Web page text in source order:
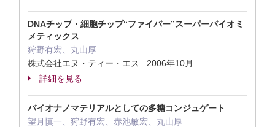
DNAチップ・細胞チップ“ファイバー”スーパーバイオミ
メティックス
狩野有宏、丸山厚
株式会社エヌ・ティー・エス 2006年10月
詳細を見る
バイオナノマテリアルとしての多糖コンジュゲート
望月慎一、狩野有宏、赤池敏宏、丸山厚